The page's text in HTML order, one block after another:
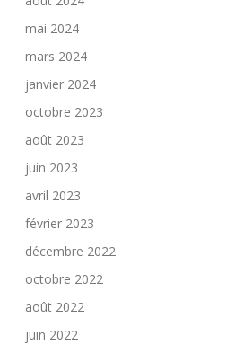
mai 2024
mars 2024
janvier 2024
octobre 2023
août 2023
juin 2023
avril 2023
février 2023
décembre 2022
octobre 2022
août 2022
juin 2022